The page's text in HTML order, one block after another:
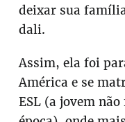
deixar sua
dali.
Assim, ela foi
América e se
ESL (a jovem